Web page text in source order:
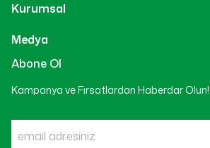
Kurumsal
Medya
Abone Ol
Kampanya ve Fırsatlardan Haberdar Olun!